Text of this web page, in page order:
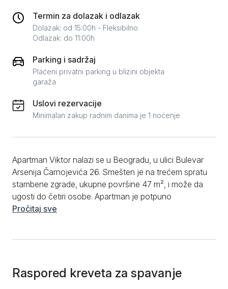
Termin za dolazak i odlazak
Dolazak: od 15:00h - Fleksibilno
Odlazak: do 11:00h
Parking i sadržaj
Plaćeni privatni parking u blizini objekta
garaža
Uslovi rezervacije
Minimalan zakup radnim danima je 1 noćenje
Apartman Viktor nalazi se u Beogradu, u ulici Bulevar
Arsenija Čarnojevića 26. Smešten je na trećem spratu
stambene zgrade, ukupne površine 47 m², i može da
ugosti do četiri osobe. Apartman je potpuno
opremljen i po strukturi dvosoban. Sastoji se od
kabinom i mašinom za veš. Gostima su na
raspolaganju posteljina, peškiri, Wi-Fi i kablovska
Pročitaj sve
Raspored kreveta za spavanje